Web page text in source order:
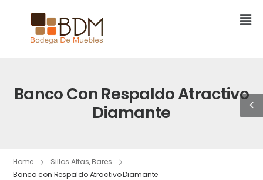
Banco Con Respaldo Atractivo
Diamante
Home Sillas Altas,Bares
Banco con Respaldo Atractivo Diamante